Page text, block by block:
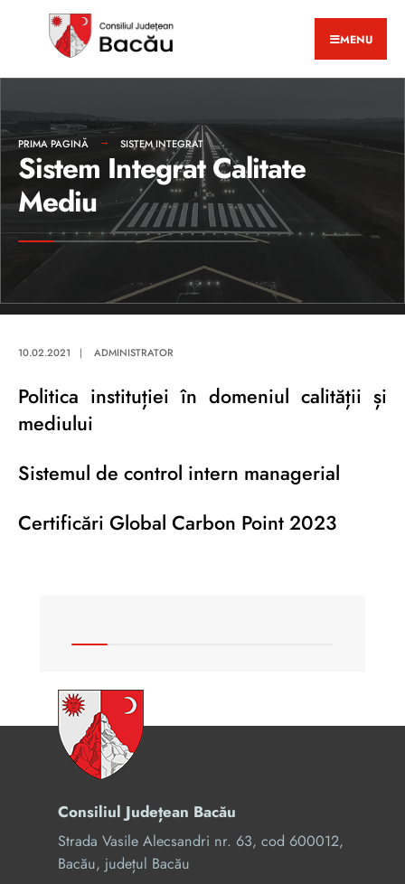
MENU
PRIMA PAGINĂ SISTEM INTEGRAT
Sistem Integrat Calitate
Mediu
10.02.2021 | ADMINISTRATOR
Politica instituției în domeniul calității și
mediului
Sistemul de control intern managerial
Certificări Global Carbon Point 2023
Consiliul Județean Bacău
Strada Vasile Alecsandri nr. 63, cod 600012,
Bacău, județul Bacău